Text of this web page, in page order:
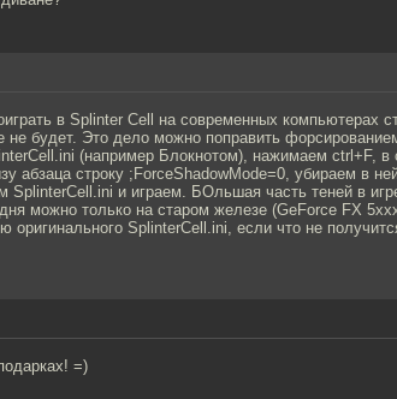
в Splinter Cell на современных компьютерах
не будет. Это дело можно поправить
(например Блокнотом), нажимаем ctrl+F, в
абзаца строку ;ForceShadowMode=0, убираем в
SplinterCell.ini и играем. БОльшая часть теней в
можно только на старом железе (GeForce FX
оригинального SplinterCell.ini, если что не
=)